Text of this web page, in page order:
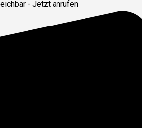
- Jetzt anrufen